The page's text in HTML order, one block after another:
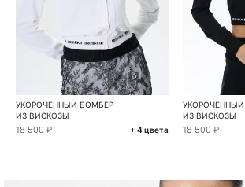
УКОРОЧЕННЫЙ БОМБЕР
ИЗ ВИСКОЗЫ
18 500 ₽ + 4 цвета
ИЗ ВИСКОЗЫ
18 500 ₽